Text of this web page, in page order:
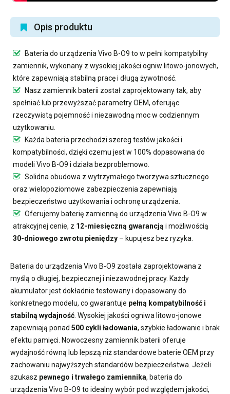
Opis produktu
Bateria do urządzenia Vivo B-O9 to w pełni kompatybilny
zamiennik, wykonany z wysokiej jakości ogniw litowo-jonowych,
które zapewniają stabilną pracę i długą żywotność.
Nasz zamiennik baterii został zaprojektowany tak, aby
spełniać lub przewyższać parametry OEM, oferując
rzeczywistą pojemność i niezawodną moc w codziennym
użytkowaniu.
Każda bateria przechodzi szereg testów jakości i
kompatybilności, dzięki czemu jest w 100% dopasowana do
modeli Vivo B-O9 i działa bezproblemowo.
Solidna obudowa z wytrzymałego tworzywa sztucznego
oraz wielopoziomowe zabezpieczenia zapewniają
bezpieczeństwo użytkowania i ochronę urządzenia.
Oferujemybaterię zamienną do urządzenia Vivo B-O9 w
atrakcyjnej cenie, z 12-miesięczną gwarancją i możliwością
30-dniowego zwrotu pieniędzy – kupujesz bez ryzyka.
Bateria do urządzenia Vivo B-O9 została zaprojektowana z
myślą o długiej, bezpiecznej i niezawodnej pracy. Każdy
akumulator jest dokładnie testowany i dopasowany do
konkretnego modelu, co gwarantuje pełną kompatybilność i
stabilną wydajność . Wysokiej jakości ogniwa litowo-jonowe
zapewniają ponad 500 cykli ładowania, szybkie ładowanie i brak
efektu pamięci. Nowoczesny zamiennik baterii oferuje
wydajność równą lub lepszą niż standardowe baterie OEM przy
zachowaniu najwyższych standardów bezpieczeństwa. Jeżeli
szukasz pewnego i trwałego zamiennika, bateria do
urządzenia Vivo B-O9 to idealny wybór pod względem jakości,